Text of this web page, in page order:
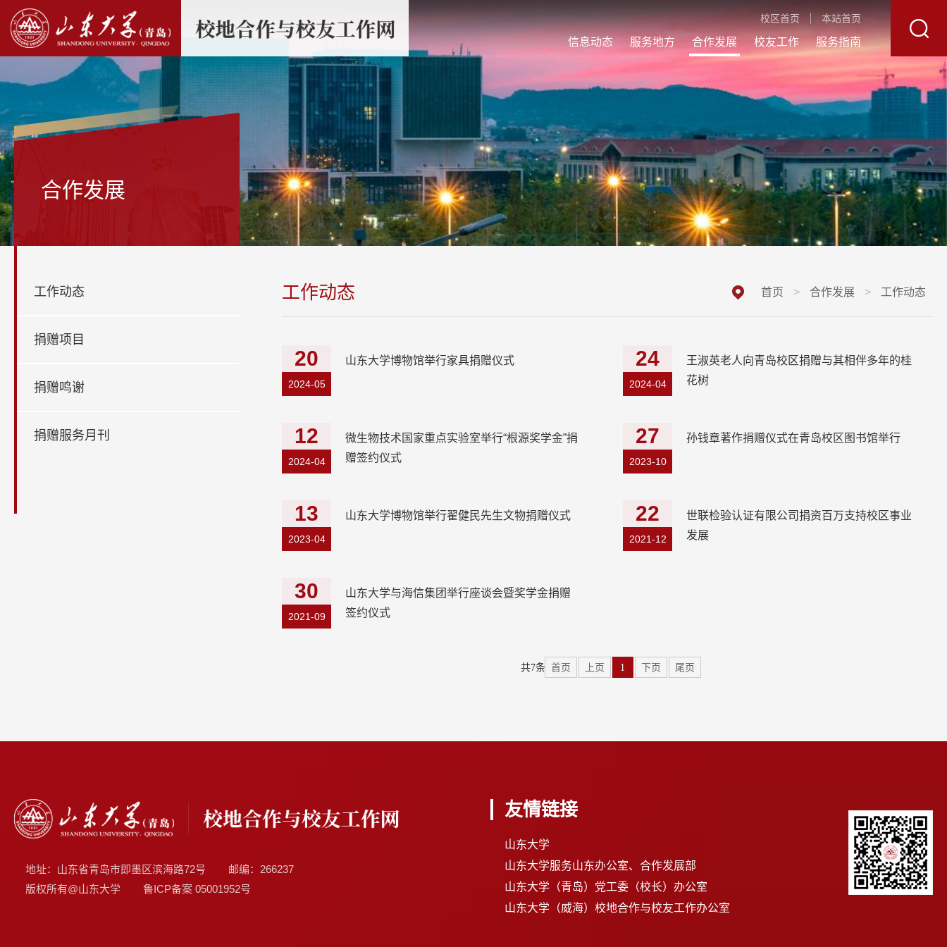
校区首页 本站首页
信息动态 服务地方 合作发展 校友工作 服务指南
HSK
合作发展
工作动态
捐赠项目
捐赠鸣谢
捐赠服务月刊
工作动态 首页 > 合作发展 > 工作动态
20
2024-05
山东大学博物馆举行家具捐赠仪式 24
2024-04
王淑英老人向青岛校区捐赠与其相伴多年的桂
花树
12
2024-04
微生物技术国家重点实验室举行“根源奖学金”捐
赠签约仪式
27
2023-10
孙钱章著作捐赠仪式在青岛校区图书馆举行
13
2023-04
山东大学博物馆举行翟健民先生文物捐赠仪式 22
2021-12
世联检验认证有限公司捐资百万支持校区事业
发展
30
2021-09
山东大学与海信集团举行座谈会暨奖学金捐赠
签约仪式
共7条 首页 上页 1 下页 尾页
地址：山东省青岛市即墨区滨海路72号
邮编：266237
版权所有@山东大学
鲁ICP备案 05001952号
友情链接
山东大学
山东大学服务山东办公室、合作发展部
山东大学（青岛）党工委（校长）办公室
山东大学（威海）校地合作与校友工作办公室